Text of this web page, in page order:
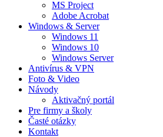
MS Project
Adobe Acrobat
Windows & Server
Windows 11
Windows 10
Windows Server
Antivírus & VPN
Foto & Video
Návody
Aktivačný portál
Pre firmy a školy
Časté otázky
Kontakt